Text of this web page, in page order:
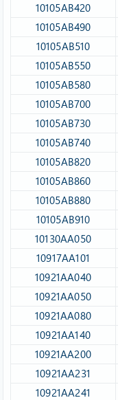
10105AB420​
10105AB490​
10105AB510​
10105AB550​
10105AB580​
10105AB700​
10105AB730​
10105AB740​
10105AB820​
10105AB860​
10105AB880​
10105AB910​
10130AA050​
10917AA101​
10921AA040​
10921AA050​
10921AA080​
10921AA140​
10921AA200​
10921AA231​
10921AA241​